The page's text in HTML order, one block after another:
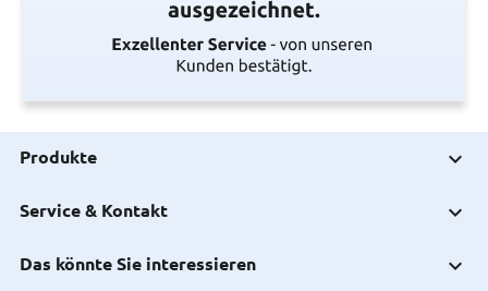
Produkte
Service & Kontakt
Das könnte Sie interessieren